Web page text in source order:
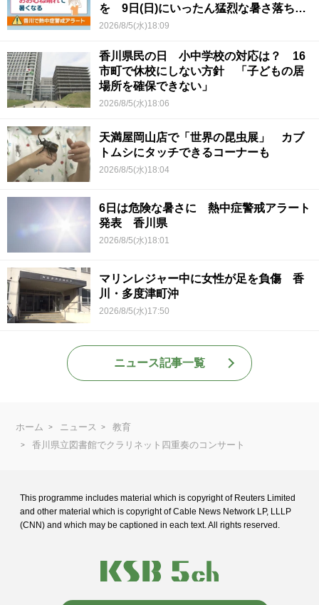
を 9日(日)にいったん猛烈な暑さ落ち着
くか
2026/8/5(水)18:09
香川県民の日 小中学校の対応は？ 16
市町で休校にしない方針 「子どもの居
場所を確保できない」
2026/8/5(水)18:06
天満屋岡山店で「世界の昆虫展」 カブ
トムシにタッチできるコーナーも
2026/8/5(水)18:04
6日は危険な暑さに 熱中症警戒アラート
発表 香川県
2026/8/5(水)18:01
マリンレジャー中に女性が足を負傷 香
川・多度津町沖
2026/8/5(水)17:50
ニュース記事一覧
ホーム ニュース
教育
香川県立図書館でクラリネット四重奏のコンサート
This programme includes material which is copyright of Reuters Limited
and other material which is copyright of Cable News Network LP, LLLP
(CNN) and which may be captioned in each text. All rights reserved.